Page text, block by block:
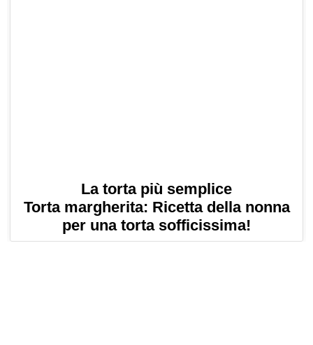
La torta più semplice
Torta margherita: Ricetta della nonna
per una torta sofficissima!